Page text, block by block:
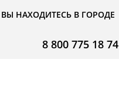
ВЫ НАХОДИТЕСЬ В ГОРОДЕ
8 800 775 18 74